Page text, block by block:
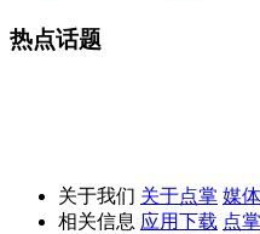
热点话题
关于我们 关于点掌 媒
相关信息 应用下载 点